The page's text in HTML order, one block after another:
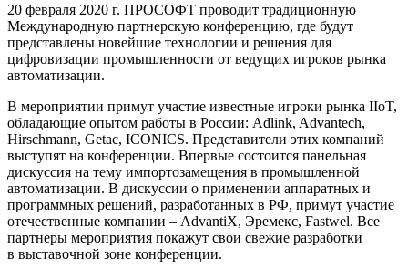
20 февраля 2020 г. ПРОСОФТ проводит традиционную
Международную партнерскую конференцию, где будут
представлены новейшие технологии и решения для
цифровизации промышленности от ведущих игроков рынка
автоматизации.
В мероприятии примут участие известные игроки рынка IIoT,
обладающие опытом работы в России: Adlink, Advantech,
Hirschmann, Getac, ICONICS. Представители этих компаний
выступят на конференции. Впервые состоится панельная
дискуссия на тему импортозамещения в промышленной
автоматизации. В дискуссии о применении аппаратных и
программных решений, разработанных в РФ, примут участие
отечественные компании – AdvantiX, Эремекс, Fastwel. Все
партнеры мероприятия покажут свои свежие разработки
в выставочной зоне конференции.